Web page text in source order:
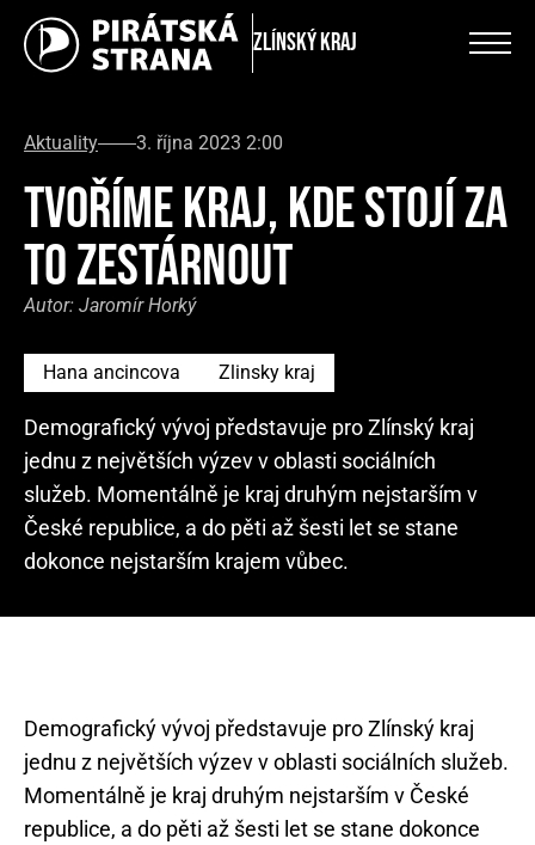
Zlínský kraj
Aktuality 3. října 2023 2:00
TVOŘÍME KRAJ, KDE STOJÍ ZA
TO ZESTÁRNOUT
Autor: Jaromír Horký
Hana ancincova Zlinsky kraj
Demografický vývoj představuje pro Zlínský kraj
jednu z největších výzev v oblasti sociálních
služeb. Momentálně je kraj druhým nejstarším v
České republice, a do pěti až šesti let se stane
dokonce nejstarším krajem vůbec.
Demografický vývoj představuje pro Zlínský kraj
jednu z největších výzev v oblasti sociálních služeb.
Momentálně je kraj druhým nejstarším v České
republice, a do pěti až šesti let se stane dokonce